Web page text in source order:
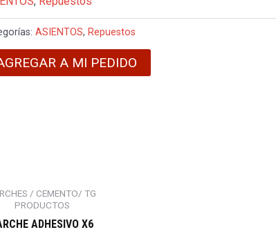
ASIENTOS, Repuestos
A MI PEDIDO
/ CEMENTO/ TG
PRODUCTOS
ADHESIVO X6